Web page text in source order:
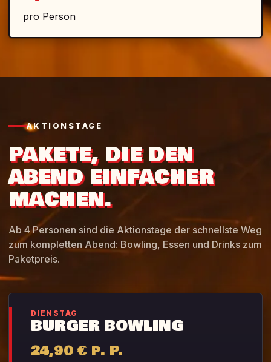
pro Person
AKTIONSTAGE
PAKETE, DIE DEN
ABEND EINFACHER
MACHEN.
Ab 4 Personen sind die Aktionstage der schnellste Weg
zum kompletten Abend: Bowling, Essen und Drinks zum
Paketpreis.
DIENSTAG
BURGER BOWLING
24,90 € p. P.